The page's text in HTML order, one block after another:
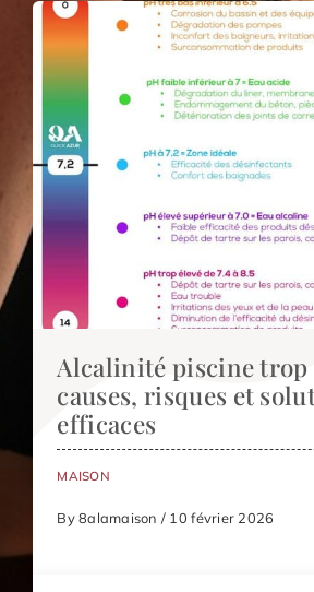
Alcalinité piscine trop
causes, risques et
efficaces
MAISON
By 8alamaison / 10 février 2026